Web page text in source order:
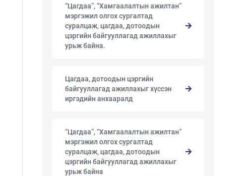
“Цагдаа”, “Хамгаалалтын ажилтан”
мэргэжил олгох сургалтад
суралцаж, цагдаа, дотоодын
цэргийн байгууллагад ажиллахыг
урьж байна.
Цагдаа, дотоодын цэргийн
байгууллагад ажиллахыг хүссэн
иргэдийн анхааралд
“Цагдаа”, “Хамгаалалтын ажилтан”
мэргэжил олгох сургалтад
суралцаж, цагдаа, дотоодын
цэргийн байгууллагад ажиллахыг
урьж байна